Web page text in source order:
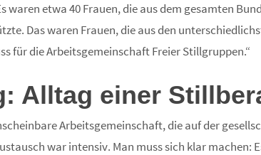
waren etwa 40 Frauen, die aus dem gesamten
Das waren Frauen, die aus den
für die Arbeitsgemeinschaft Freier Stillgruppen.“
Alltag einer
Arbeitsgemeinschaft, die auf der
war intensiv. Man muss sich klar machen: